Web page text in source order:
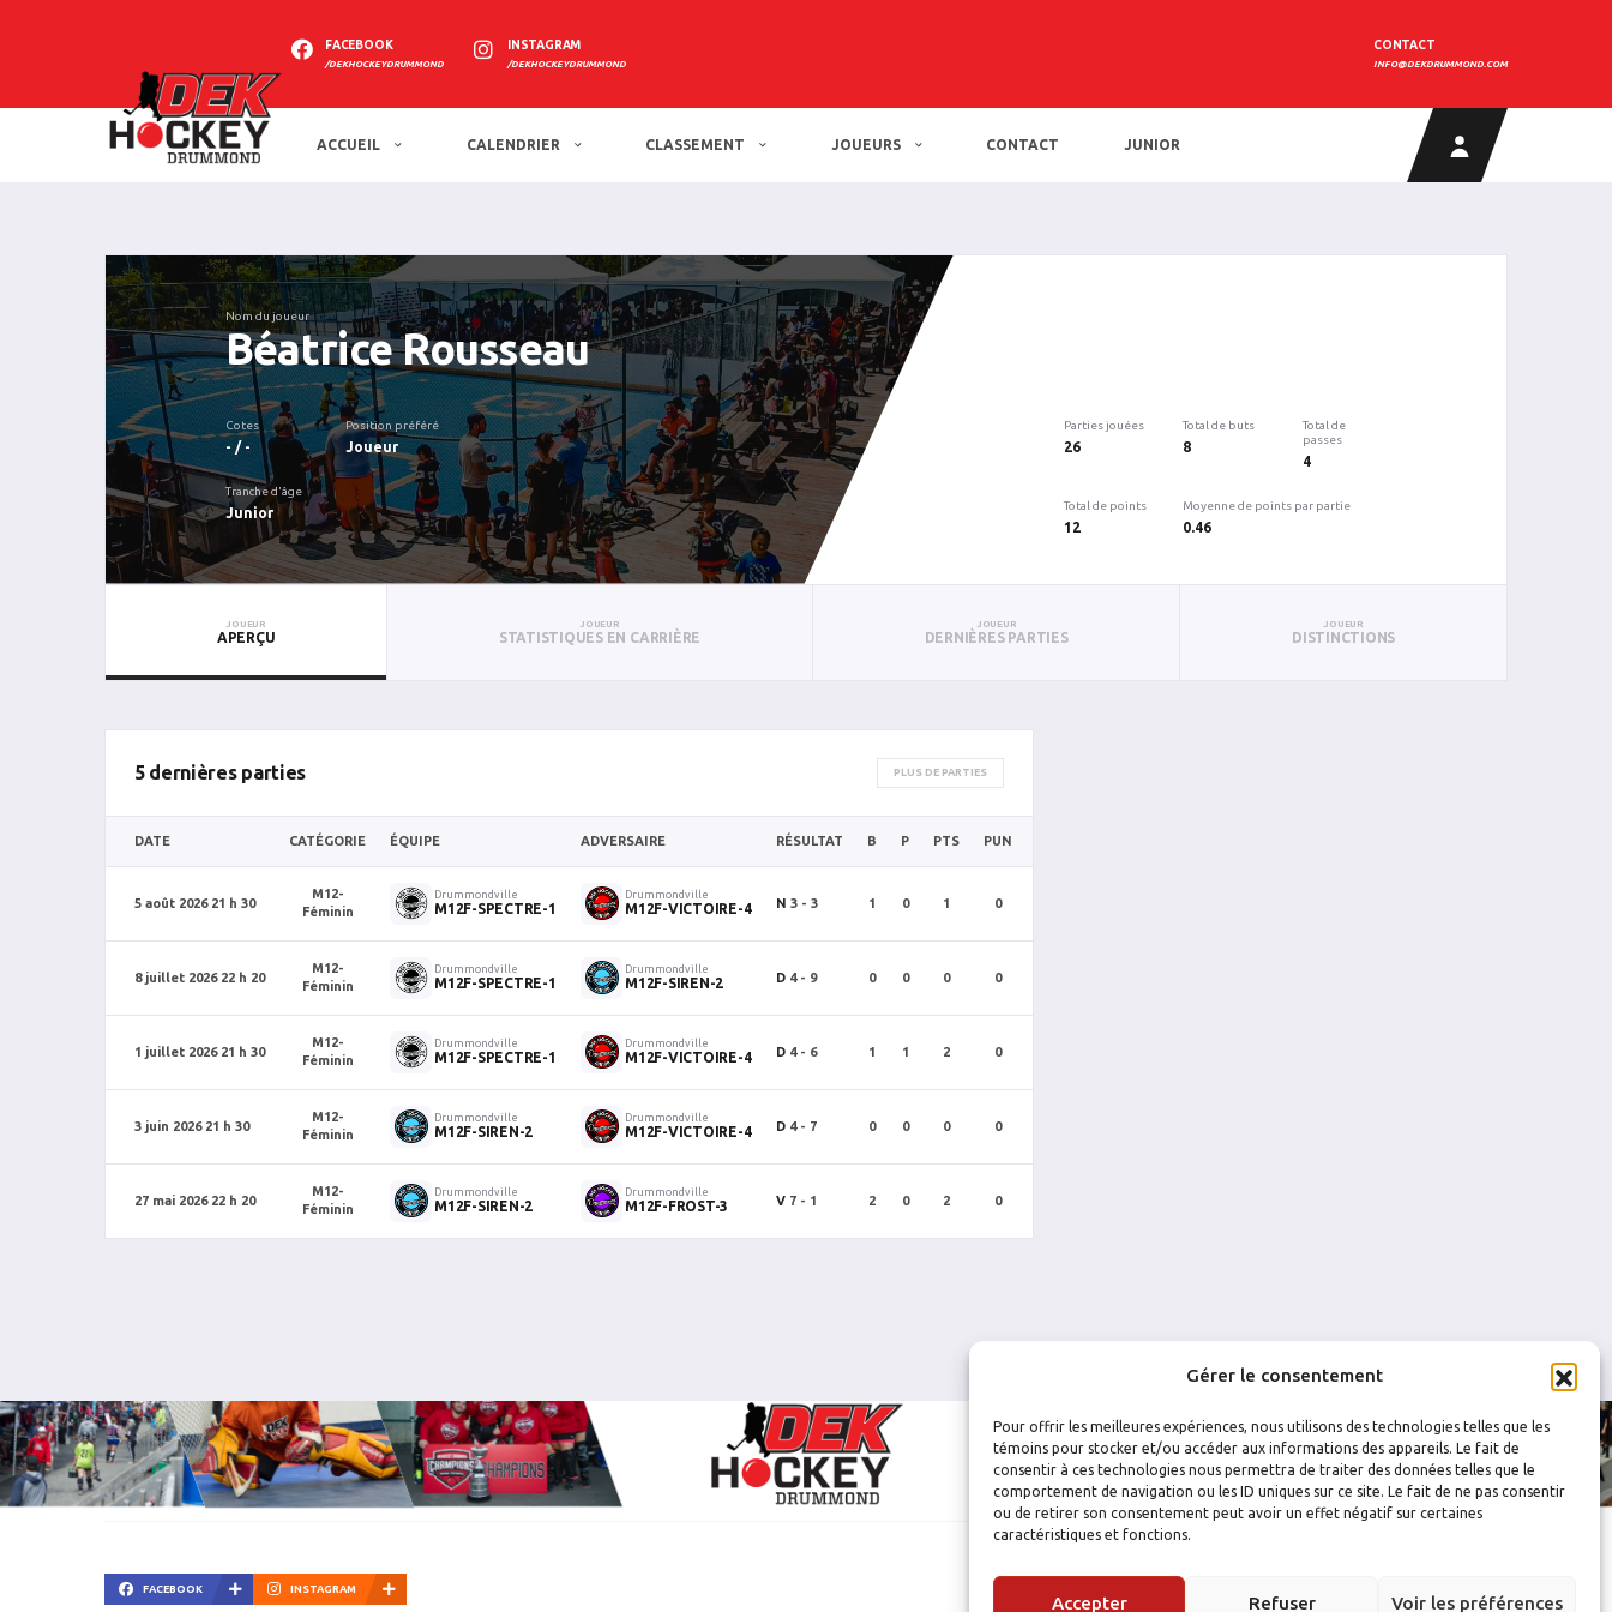
Gérer le consentement
Pour offrir les meilleures expériences, nous utilisons des technologies telles que les
témoins pour stocker et/ou accéder aux informations des appareils. Le fait de
consentir à ces technologies nous permettra de traiter des données telles que le
comportement de navigation ou les ID uniques sur ce site. Le fait de ne pas consentir
ou de retirer son consentement peut avoir un effet négatif sur certaines
caractéristiques et fonctions.
Accepter Refuser Voir les préférences
FACEBOOK
/DEKHOCKEYDRUMMOND
INSTAGRAM
/DEKHOCKEYDRUMMOND
CONTACT
INFO@DEKDRUMMOND.COM
ACCUEIL CALENDRIER CLASSEMENT JOUEURS CONTACT JUNIOR
Nom du joueur
Béatrice Rousseau
Cotes
- / -
Position préféré
Joueur
Tranche d'âge
Junior
Parties jouées
26
Total de buts
8
Total de
passes
4
Total de points
12
Moyenne de points par partie
0.46
JOUEUR
APERÇU
JOUEUR
STATISTIQUES EN CARRIÈRE
JOUEUR
DERNIÈRES PARTIES
JOUEUR
DISTINCTIONS
5 dernières parties PLUS DE PARTIES
DATE CATÉGORIE ÉQUIPE ADVERSAIRE RÉSULTAT B P PTS PUN
5 août 2026 21 h 30
M12-
Féminin
Drummondville
M12F-SPECTRE-1
Drummondville
M12F-VICTOIRE-4 N 3 - 3 1 0 1 0
8 juillet 2026 22 h 20
M12-
Féminin
Drummondville
M12F-SPECTRE-1
Drummondville
M12F-SIREN-2 D 4 - 9 0 0 0 0
1 juillet 2026 21 h 30
M12-
Féminin
Drummondville
M12F-SPECTRE-1
Drummondville
M12F-VICTOIRE-4 D 4 - 6 1 1 2 0
3 juin 2026 21 h 30
M12-
Féminin
Drummondville
M12F-SIREN-2
Drummondville
M12F-VICTOIRE-4 D 4 - 7 0 0 0 0
27 mai 2026 22 h 20
M12-
Féminin
Drummondville
M12F-SIREN-2
Drummondville
M12F-FROST-3 V 7 - 1 2 0 2 0
FACEBOOK INSTAGRAM